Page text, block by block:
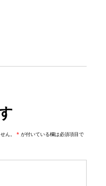
ん。 * が付いている欄は必須項目で